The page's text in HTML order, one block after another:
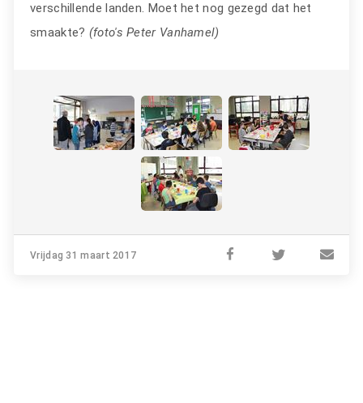
verschillende landen. Moet het nog gezegd dat het
smaakte? (foto's Peter Vanhamel)
Vrijdag 31 maart 2017